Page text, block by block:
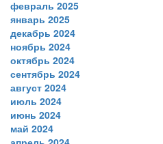
февраль 2025
январь 2025
декабрь 2024
ноябрь 2024
октябрь 2024
сентябрь 2024
август 2024
июль 2024
июнь 2024
май 2024